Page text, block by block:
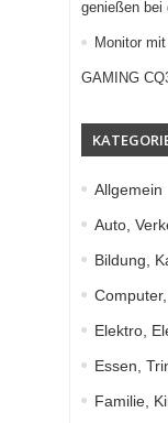
genießen bei
Monitor
GAMING
Allgemein
Auto,
Bildung,
Elektro,
Essen,
Familie,